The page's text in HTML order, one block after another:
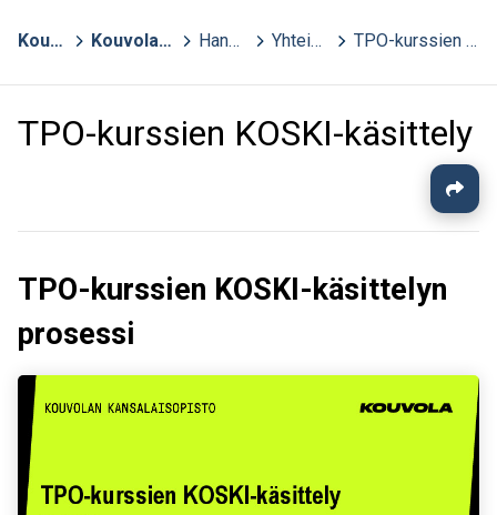
Kouvola Kouvolan kansalaisopisto - aktiivisten opisto Hankkeet Yhteiset prosessit kuntoon hanke TPO-kurssien KOSKI-käsittely
TPO-kurssien KOSKI-käsittely
TPO-kurssien KOSKI-käsittelyn
prosessi